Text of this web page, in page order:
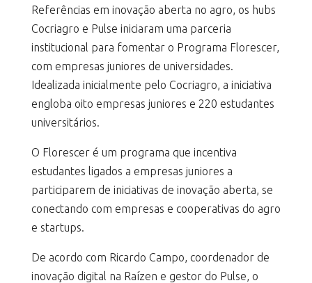
Referências em inovação aberta no agro, os hubs
Cocriagro e Pulse iniciaram uma parceria
institucional para fomentar o Programa Florescer,
com empresas juniores de universidades.
Idealizada inicialmente pelo Cocriagro, a iniciativa
engloba oito empresas juniores e 220 estudantes
universitários.
O Florescer é um programa que incentiva
estudantes ligados a empresas juniores a
participarem de iniciativas de inovação aberta, se
conectando com empresas e cooperativas do agro
e startups.
De acordo com Ricardo Campo, coordenador de
inovação digital na Raízen e gestor do Pulse, o